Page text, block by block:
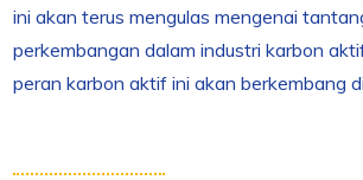
ini akan terus mengulas mengenai
perkembangan dalam industri karbon
peran karbon aktif ini akan berkembang